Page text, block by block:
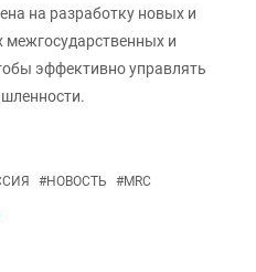
на разработку новых и
и
эффективно управлять
#НОВОСТЬ #MRC